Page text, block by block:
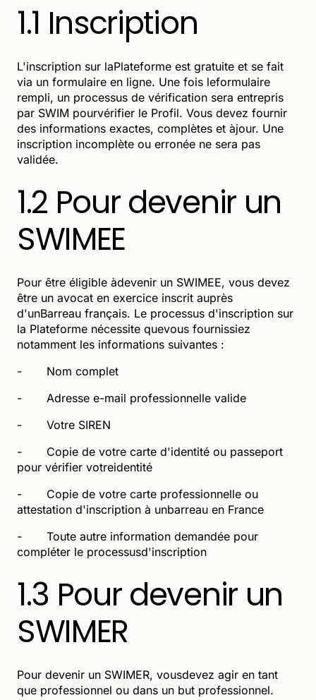
1.1 Inscription
L'inscription sur laPlateforme est gratuite et se fait
via un formulaire en ligne. Une fois leformulaire
rempli, un processus de vérification sera entrepris
par SWIM pourvérifier le Profil. Vous devez fournir
des informations exactes, complètes et àjour. Une
inscription incomplète ou erronée ne sera pas
validée.
1.2 Pour devenir un
SWIMEE
Pour être éligible àdevenir un SWIMEE, vous devez
être un avocat en exercice inscrit auprès
d'unBarreau français. Le processus d'inscription sur
la Plateforme nécessite quevous fournissiez
notamment les informations suivantes :
- Nom complet
- Adresse e-mail professionnelle valide
- Votre SIREN
- Copie de votre carte d'identité ou passeport
pour vérifier votreidentité
- Copie de votre carte professionnelle ou
attestation d'inscription à unbarreau en France
- Toute autre information demandée pour
compléter le processusd'inscription
1.3 Pour devenir un
SWIMER
Pour devenir un SWIMER, vousdevez agir en tant
que professionnel ou dans un but professionnel.